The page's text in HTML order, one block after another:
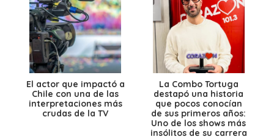
El actor que impactó a
Chile con una de las
interpretaciones más
crudas de la TV
La Combo Tortuga
destapó una historia
que pocos conocían
de sus primeros años:
Uno de los shows más
insólitos de su carrera